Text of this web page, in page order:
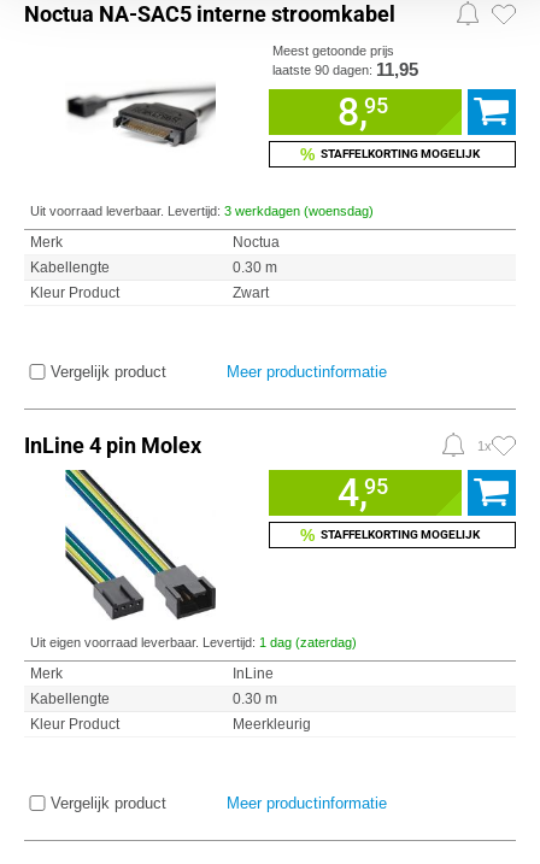
Noctua NA-SAC5 interne stroomkabel
Meest getoonde prijs
laatste 90 dagen: 11,95
8,95
% STAFFELKORTING MOGELIJK
Uit voorraad leverbaar. Levertijd: 3 werkdagen (woensdag)
Merk
Noctua
Kabellengte
0.30 m
Kleur Product
Zwart
Vergelijk product Meer productinformatie
InLine 4 pin Molex 1x
4,95
% STAFFELKORTING MOGELIJK
Uit eigen voorraad leverbaar. Levertijd: 1 dag (zaterdag)
Merk
InLine
Kabellengte
0.30 m
Kleur Product
Meerkleurig
Vergelijk product Meer productinformatie